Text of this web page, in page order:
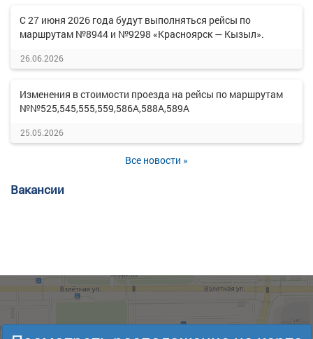
С 27 июня 2026 года будут выполняться рейсы по
маршрутам №8944 и №9298 «Красноярск — Кызыл».
26.06.2026
Изменения в стоимости проезда на рейсы по маршрутам
№№525,545,555,559,586А,588А,589А
25.05.2026
Все новости »
Вакансии